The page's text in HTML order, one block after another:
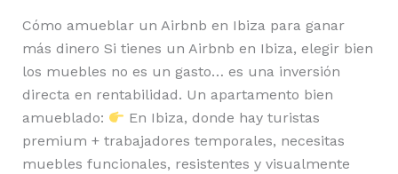
Cómo amueblar un Airbnb en Ibiza para ganar
más dinero Si tienes un Airbnb en Ibiza, elegir bien
los muebles no es un gasto… es una inversión
directa en rentabilidad. Un apartamento bien
amueblado:
En Ibiza, donde hay turistas
premium + trabajadores temporales, necesitas
muebles funcionales, resistentes y visualmente
(Guía
completa
2026)